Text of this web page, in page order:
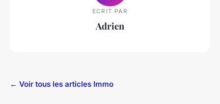
ECRIT PAR
Adrien
← Voir tous les articles Immo